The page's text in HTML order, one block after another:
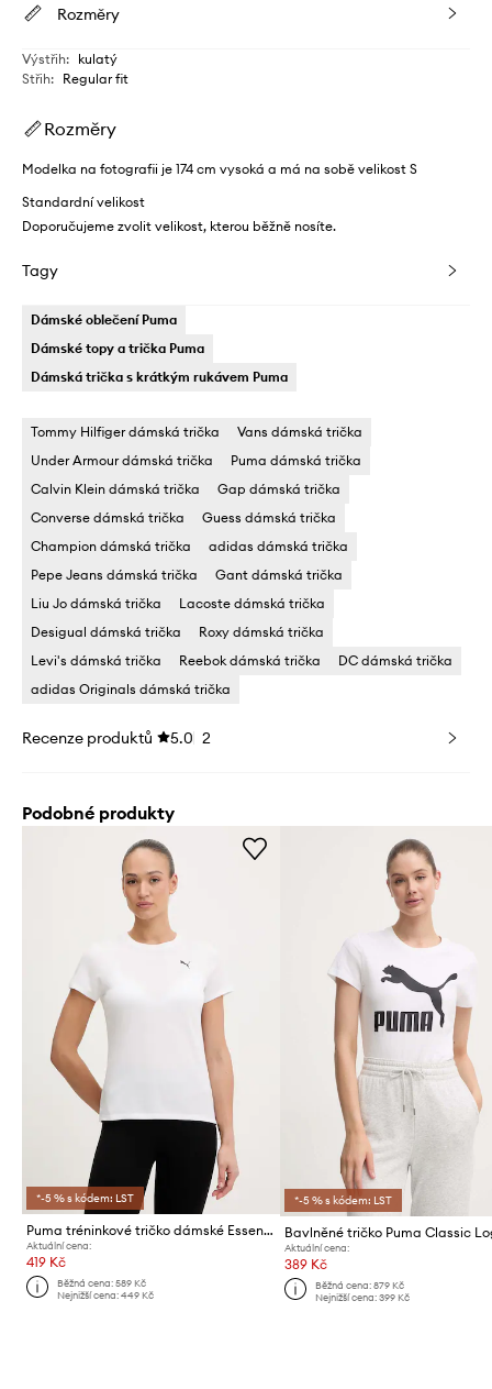
Rozměry
Výstřih: kulatý
Střih: Regular fit
Rozměry
Modelka na fotografii je 174 cm vysoká a má na sobě velikost S
Standardní velikost
Doporučujeme zvolit velikost, kterou běžně nosíte.
Tagy
Dámské oblečení Puma
Dámské topy a trička Puma
Dámská trička s krátkým rukávem Puma
Tommy Hilfiger dámská trička
Vans dámská trička
Under Armour dámská trička
Puma dámská trička
Calvin Klein dámská trička
Gap dámská trička
Converse dámská trička
Guess dámská trička
Champion dámská trička
adidas dámská trička
Pepe Jeans dámská trička
Gant dámská trička
Liu Jo dámská trička
Lacoste dámská trička
Desigual dámská trička
Roxy dámská trička
Levi's dámská trička
Reebok dámská trička
DC dámská trička
adidas Originals dámská trička
Recenze produktů 5.0 2
Podobné produkty
*-5 % s kódem: LST
Puma tréninkové tričko dámské Essential Crew
Aktuální cena:
419 Kč
Běžná cena:589 Kč
Nejnižší cena:449 Kč
*-5 % s kódem: LST
Aktuální cena:
389 Kč
Běžná cena: 879 Kč
Nejnižší cena: 399 Kč